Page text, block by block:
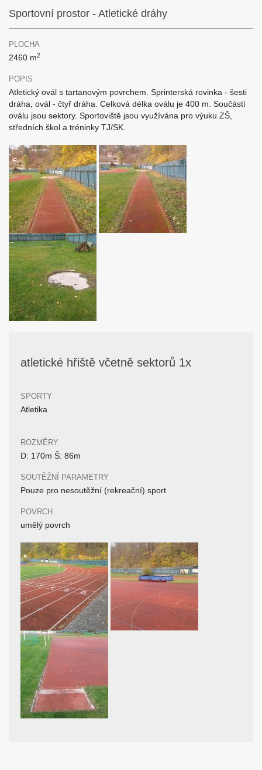
Sportovní prostor - Atletické dráhy
PLOCHA
2460 m2
POPIS
Atletický ovál s tartanovým povrchem. Sprinterská rovinka - šesti
dráha, ovál - čtyř dráha. Celková délka oválu je 400 m. Součástí
oválu jsou sektory. Sportoviště jsou využívána pro výuku ZŠ,
středních škol a tréninky TJ/SK.
atletické hřiště včetně sektorů 1x
SPORTY
Atletika
ROZMĚRY
D: 170m Š: 86m
SOUTĚŽNÍ PARAMETRY
Pouze pro nesoutěžní (rekreační) sport
POVRCH
umělý povrch